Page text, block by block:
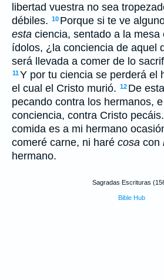
libertad vuestra no sea
débiles. 10 Porque si te ve
esta ciencia, sentado a la mesa
ídolos, ¿la conciencia de aquel
será llevada a comer de lo
11Y por tu ciencia se perderá el
el cual el Cristo murió. 12 De
pecando contra los hermanos,
conciencia, contra Cristo pecáis.
comida es a mi hermano
comeré carne, ni haré cosa con
hermano.
Sagradas Escrituras
Bible Hub